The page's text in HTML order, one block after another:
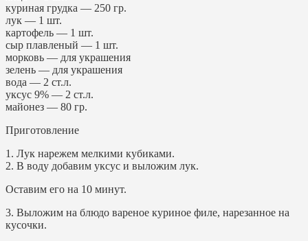
куриная грудка — 250 гр.
лук — 1 шт.
картофель — 1 шт.
сыр плавленый — 1 шт.
морковь — для украшения
зелень — для украшения
вода — 2 ст.л.
уксус 9% — 2 ст.л.
майонез — 80 гр.
Приготовление
1. Лук нарежем мелкими кубиками.
2. В воду добавим уксус и выложим лук.
Оставим его на 10 минут.
3. Выложим на блюдо вареное куриное филе, нарезанное на
кусочки.